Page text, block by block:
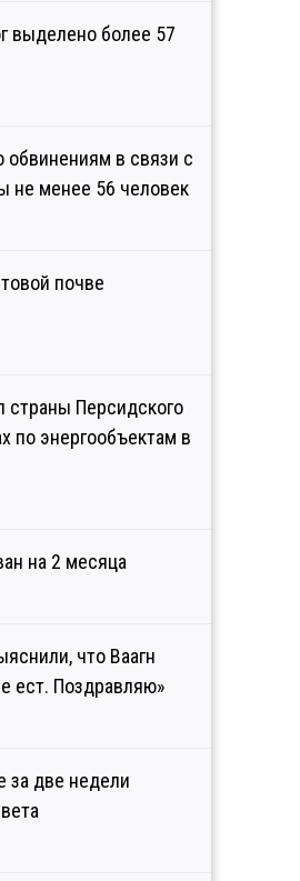
выделено более 57
в связи с
не менее 56 человек
почве
страны Персидского
по энергообъектам в
на 2 месяца
что Ваагн
ест. Поздравляю»
за две недели